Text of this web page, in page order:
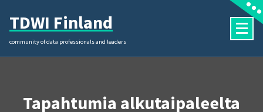
content
TDWI Finland
community of data professionals and leaders
Tapahtumia alkutaipaleelta